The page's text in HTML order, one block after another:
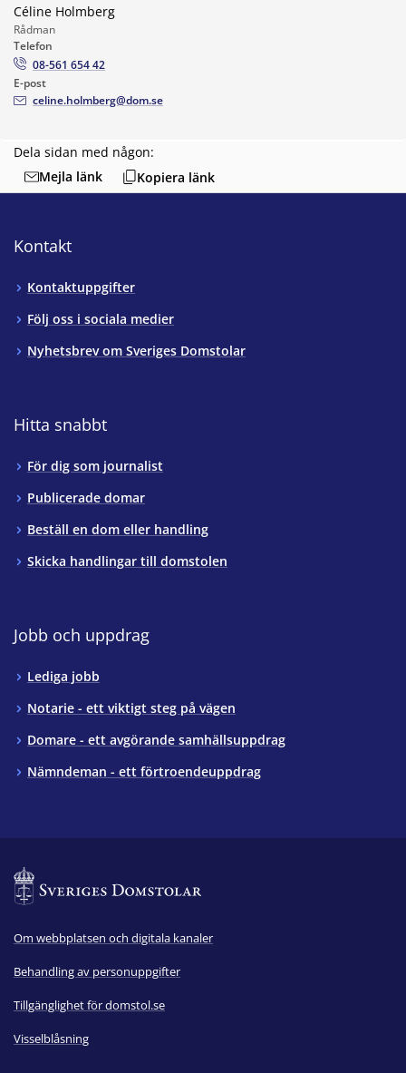
Dela sidan med någon:
Mejla länk
Kopiera länk
Céline Holmberg
Rådman
Telefon
08-561 654 42
E-post
celine.holmberg@dom.se
Kontakt
Kontaktuppgifter
Följ oss i sociala medier
Nyhetsbrev om Sveriges Domstolar
Hitta snabbt
För dig som journalist
Publicerade domar
Beställ en dom eller handling
Skicka handlingar till domstolen
Jobb och uppdrag
Lediga jobb
Notarie - ett viktigt steg på vägen
Domare - ett avgörande samhällsuppdrag
Nämndeman - ett förtroendeuppdrag
Om webbplatsen och digitala kanaler
Behandling av personuppgifter
Tillgänglighet för domstol.se
Visselblåsning